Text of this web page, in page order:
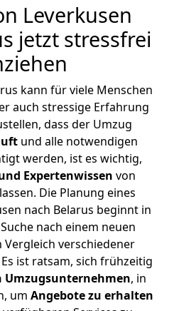
Leverkusen
jetzt stressfrei
kann für viele Menschen
auch stressige Erfahrung
dass der Umzug
und alle notwendigen
werden, ist es wichtig,
Expertenwissen von
Die Planung eines
nach Belarus beginnt in
nach einem neuen
Vergleich verschiedener
ist ratsam, sich frühzeitig
Umzugsunternehmen, in
um Angebote zu erhalten